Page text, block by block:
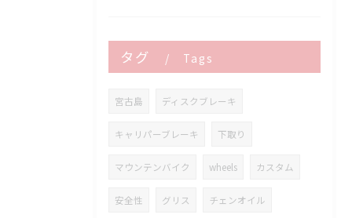
タグ Tags
宮古島 ディスクブレーキ
キャリパーブレーキ 下取り
マウンテンバイク wheels カスタム
安全性 グリス チェンオイル